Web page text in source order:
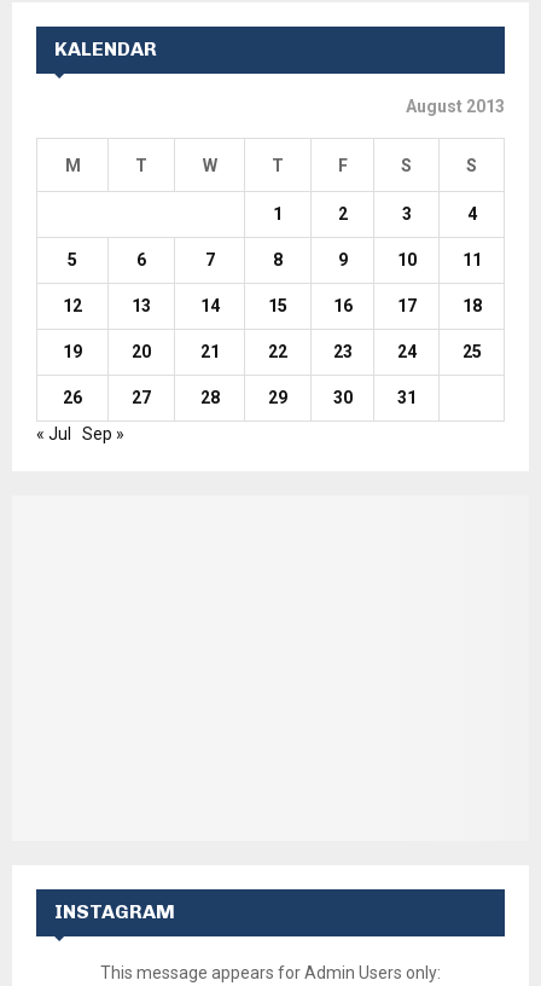
KALENDAR
August 2013
M T W T F S S
1 2 3 4
5 6 7 8 9 10 11
12 13 14 15 16 17 18
19 20 21 22 23 24 25
26 27 28 29 30
31
« Jul
Sep »
INSTAGRAM
This message appears for Admin Users only: